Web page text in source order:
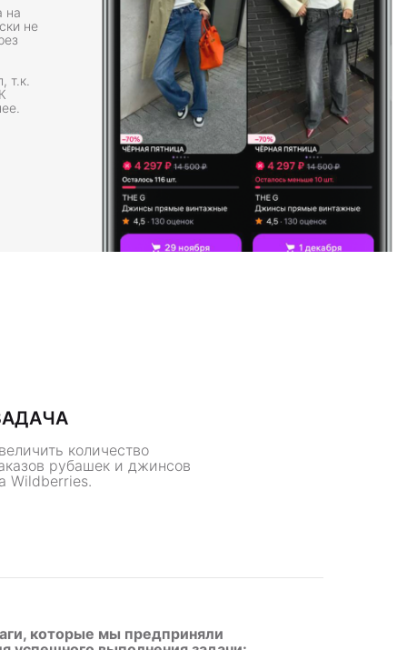
на
не
т.к.
количество
рубашек и джинсов
Wildberries.
которые мы предприняли